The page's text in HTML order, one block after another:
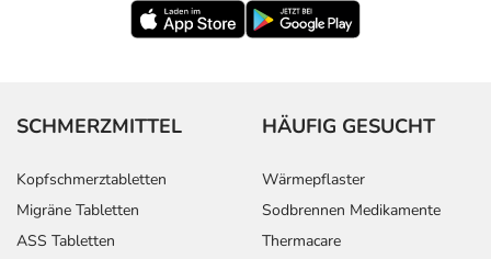
SCHMERZMITTEL
Kopfschmerztabletten
Migräne Tabletten
ASS Tabletten
HÄUFIG GESUCHT
Wärmepflaster
Sodbrennen Medikamente
Thermacare